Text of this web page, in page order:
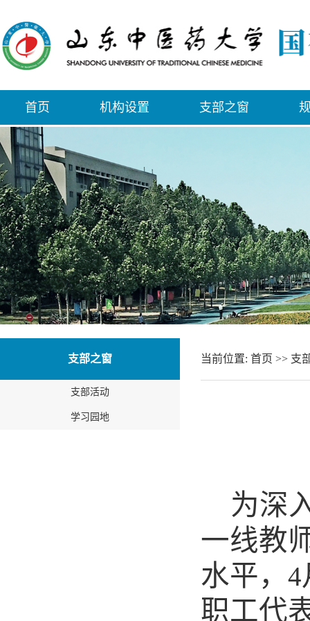
首页 机构设置 支部之窗
支部之窗
支部活动
学习园地
当前位置: 首页 >> 支
为深
一线教
水平， 4
职工代